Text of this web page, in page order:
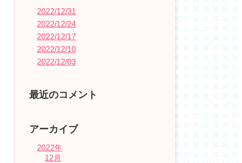
2022/12/31
2022/12/24
2022/12/17
2022/12/10
2022/12/03
最近のコメント
アーカイブ
2022年
12月